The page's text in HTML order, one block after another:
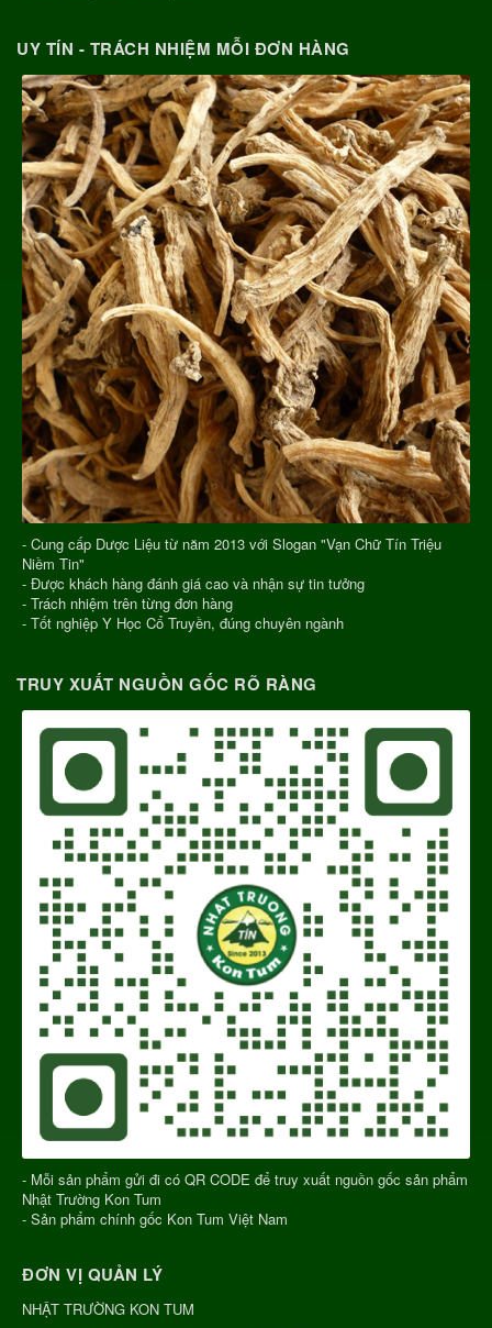
UY TÍN - TRÁCH NHIỆM MỖI ĐƠN HÀNG
- Cung cấp Dược Liệu từ năm 2013 với Slogan "Vạn Chữ Tín Triệu
Niềm Tin"
- Được khách hàng đánh giá cao và nhận sự tin tưởng
- Trách nhiệm trên từng đơn hàng
- Tốt nghiệp Y Học Cổ Truyền, đúng chuyên ngành
TRUY XUẤT NGUỒN GỐC RÕ RÀNG
- Mỗi sản phẩm gửi đi có QR CODE để truy xuất nguồn gốc sản phẩm
Nhật Trường Kon Tum
- Sản phẩm chính gốc Kon Tum Việt Nam
ĐƠN VỊ QUẢN LÝ
NHẬT TRƯỜNG KON TUM